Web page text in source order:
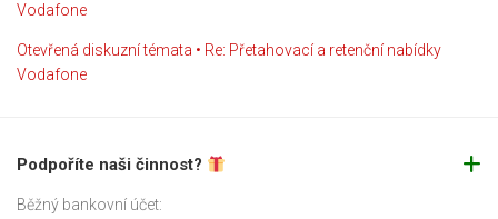
Vodafone
Otevřená diskuzní témata • Re: Přetahovací a retenční nabídky
Vodafone
Podpoříte naši činnost?
Běžný bankovní účet: